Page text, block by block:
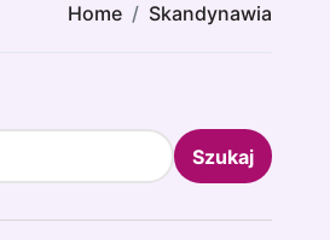
Home Skandynawia
Szukaj